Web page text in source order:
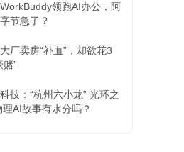
领跑AI办公，阿
节急了？
厂卖房“补血”，却欲花3
赌”
技：“杭州六小龙” 光环之
理AI故事有水分吗？